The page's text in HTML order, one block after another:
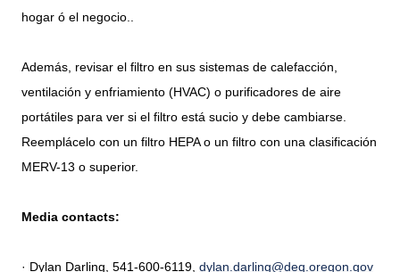
hogar ó el negocio..
Además, revisar el filtro en sus sistemas de calefacción,
ventilación y enfriamiento (HVAC) o purificadores de aire
portátiles para ver si el filtro está sucio y debe cambiarse.
Reemplácelo con un filtro HEPA o un filtro con una clasificación
MERV-13 o superior.
Media contacts:
· Dylan Darling, 541-600-6119, dylan.darling@deq.oregon.gov